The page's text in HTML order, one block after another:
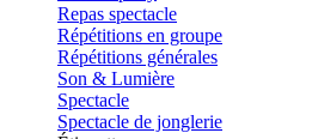
Repas spectacle
Répétitions en groupe
Répétitions générales
Son & Lumière
Spectacle
Spectacle de jonglerie